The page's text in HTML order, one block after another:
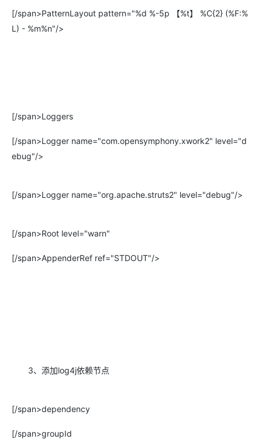
[/span>PatternLayout pattern="%d %-5p 【%t】 %C{2} (%F:%
L) - %m%n"/>
[/span>Loggers
[/span>Logger name="com.opensymphony.xwork2" level="d
ebug"/>
[/span>Logger name="org.apache.struts2" level="debug"/>
[/span>Root level="warn"
[/span>AppenderRef ref="STDOUT"/>
3、添加log4j依赖节点
[/span>dependency
[/span>groupId